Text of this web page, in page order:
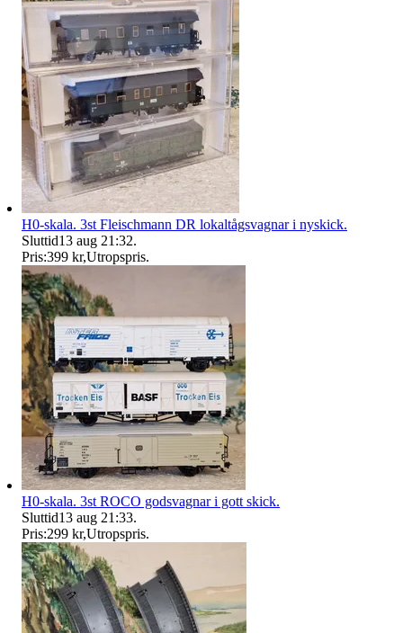
H0-skala. 3st Fleischmann DR lokaltågsvagnar i nyskick.
Sluttid13 aug 21:32.
Pris:399 kr,Utropspris.
H0-skala. 3st ROCO godsvagnar i gott skick.
Sluttid13 aug 21:33.
Pris:299 kr,Utropspris.